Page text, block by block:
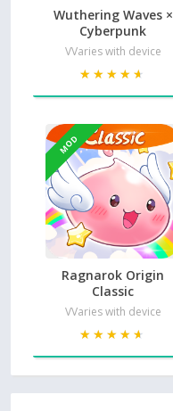
Wuthering Waves ×
Cyberpunk
VVaries with device
★★★★★
★★★★★
MOD
Ragnarok Origin
Classic
VVaries with device
★★★★★
★★★★★